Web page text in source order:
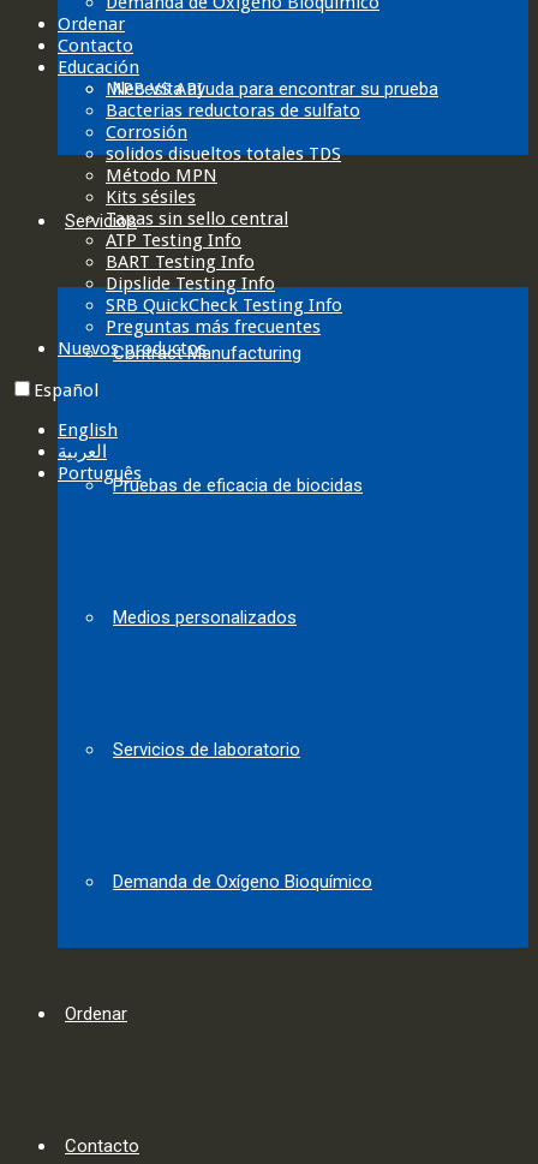
Necesita ayuda para encontrar su prueba
Servicios
Contract Manufacturing
Pruebas de eficacia de biocidas
Medios personalizados
Servicios de laboratorio
Demanda de Oxígeno Bioquímico
Ordenar
Contacto
Ordenar
Contacto
Educación
MPB VS API
Bacterias reductoras de sulfato
Corrosión
solidos disueltos totales TDS
Método MPN
Kits sésiles
Tapas sin sello central
ATP Testing Info
BART Testing Info
Dipslide Testing Info
SRB QuickCheck Testing Info
Preguntas más frecuentes
Nuevos productos
Español
English
العربية‏
Português